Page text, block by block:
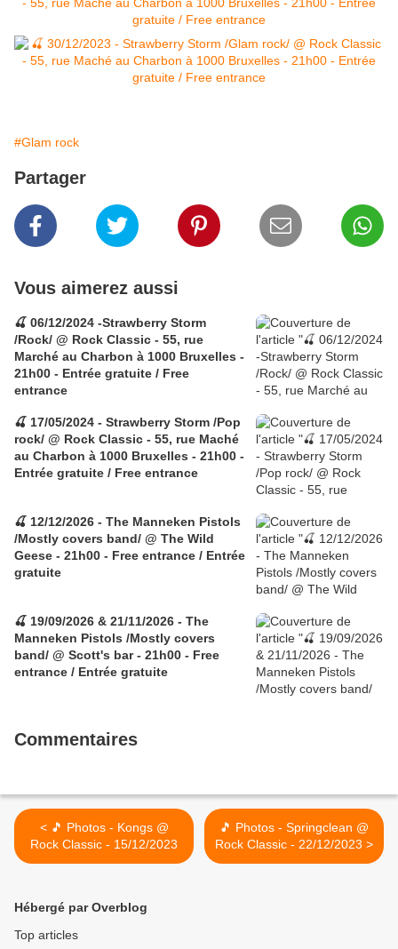
#Glam rock
Partager
Vous aimerez aussi
🍒 06/12/2024 -Strawberry Storm
/Rock/ @ Rock Classic - 55, rue
Marché au Charbon à 1000 Bruxelles -
21h00 - Entrée gratuite / Free
entrance
🍒 17/05/2024 - Strawberry Storm /Pop
rock/ @ Rock Classic - 55, rue Maché
au Charbon à 1000 Bruxelles - 21h00 -
Entrée gratuite / Free entrance
🍒 12/12/2026 - The Manneken Pistols
/Mostly covers band/ @ The Wild
Geese - 21h00 - Free entrance / Entrée
gratuite
🍒 19/09/2026 & 21/11/2026 - The
Manneken Pistols /Mostly covers
band/ @ Scott's bar - 21h00 - Free
entrance / Entrée gratuite
Commentaires
< 🎵 Photos - Kongs @
Rock Classic - 15/12/2023
🎵 Photos - Springclean @
Rock Classic - 22/12/2023 >
Hébergé par Overblog
Top articles